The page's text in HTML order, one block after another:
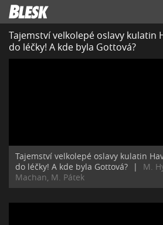
Tajemství velkolepé oslavy kulatin
do léčky! A kde byla Gottová?
Tajemství velkolepé oslavy kulatin
do léčky! A kde byla Gottová?
|
M.
Machan, M. Pátek